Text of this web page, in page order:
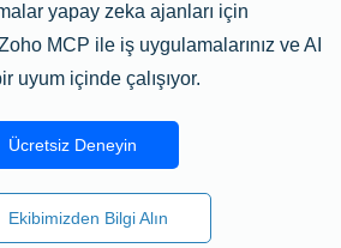
yapay zeka ajanları için
MCP ile iş uygulamalarınız ve AI
uyum içinde çalışıyor.
Ücretsiz Deneyin
Ekibimizden Bilgi Alın